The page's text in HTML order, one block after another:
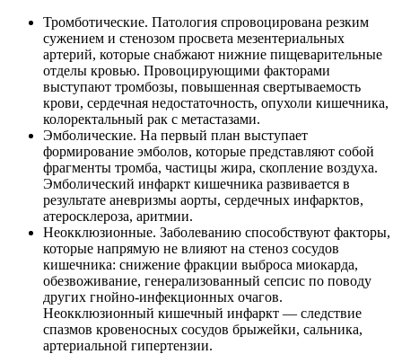
Тромботические. Патология спровоцирована резким
сужением и стенозом просвета мезентериальных
артерий, которые снабжают нижние пищеварительные
отделы кровью. Провоцирующими факторами
выступают тромбозы, повышенная свертываемость
крови, сердечная недостаточность, опухоли кишечника,
колоректальный рак с метастазами.
Эмболические. На первый план выступает
формирование эмболов, которые представляют собой
фрагменты тромба, частицы жира, скопление воздуха.
Эмболический инфаркт кишечника развивается в
результате аневризмы аорты, сердечных инфарктов,
атеросклероза, аритмии.
Неокклюзионные. Заболеванию способствуют факторы,
которые напрямую не влияют на стеноз сосудов
кишечника: снижение фракции выброса миокарда,
обезвоживание, генерализованный сепсис по поводу
других гнойно-инфекционных очагов.
Неокклюзионный кишечный инфаркт — следствие
спазмов кровеносных сосудов брыжейки, сальника,
артериальной гипертензии.